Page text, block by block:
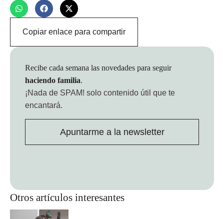
Copiar enlace para compartir
Otros artículos interesantes
Recibe cada semana las novedades para seguir
haciendo familia.
¡Nada de SPAM! solo contenido útil que te
encantará.
Apuntarme a la newsletter